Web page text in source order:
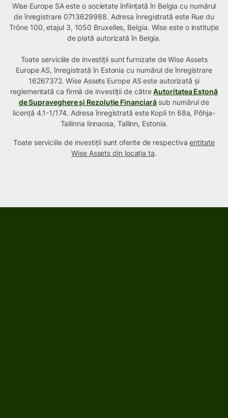
Wise Europe SA este o societate înființată în Belgia cu numărul
de înregistrare 0713629988. Adresa înregistrată este Rue du
Trône 100, etajul 3, 1050 Bruxelles, Belgia. Wise este o instituție
de plată autorizată în Belgia.
Toate serviciile de investiții sunt furnizate de Wise Assets
Europe AS, înregistrată în Estonia cu numărul de înregistrare
16267372. Wise Assets Europe AS este autorizată și
reglementată ca firmă de investiții de cătreAutoritatea Estonă
de Supraveghere și Rezoluție Financiarăsub numărul de
licență 4.1-1/174. Adresa înregistrată este Kopli tn 68a, Põhja-
Tallinna linnaosa, Tallinn, Estonia.
Toate serviciile de investiții sunt oferite de respectivaentitate
Wise Assets din locația ta.